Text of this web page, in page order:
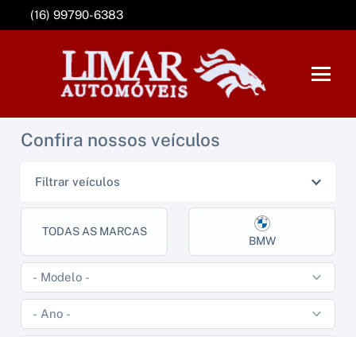
(16) 99790-6383
Confira nossos veículos
Filtrar veículos
TODAS AS MARCAS
BMW